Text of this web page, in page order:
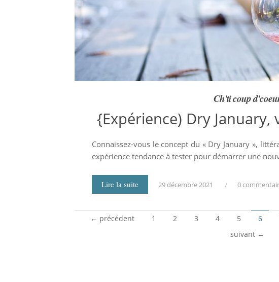
Ch'ti coup
{Expérience) Dry January,
Connaissez-vous le concept du « Dry January »,
expérience tendance à tester pour démarrer une
Lire la suite 29 décembre 2021 0
← précédent 1 2 3 4 5 6
suivant →